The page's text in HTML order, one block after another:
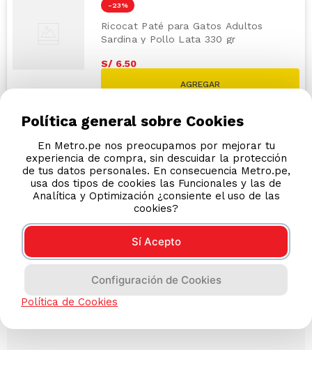
-23 %
Ricocat Paté para Gatos Adultos
Sardina y Pollo Lata 330 gr
S/ 6.50
Política general sobre Cookies
En Metro.pe nos preocupamos por mejorar tu
experiencia de compra, sin descuidar la protección
de tus datos personales. En consecuencia Metro.pe,
usa dos tipos de cookies las Funcionales y las de
Analítica y Optimización ¿consiente el uso de las
cookies?
Sí Acepto
Configuración de Cookies
Política de Cookies